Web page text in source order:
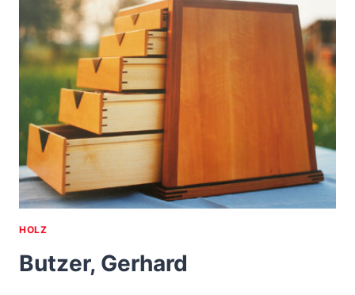
HOLZ
Butzer, Gerhard